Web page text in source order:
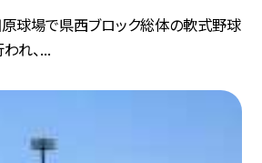
原球場で県西ブロック総体の軟式野球
れ、...